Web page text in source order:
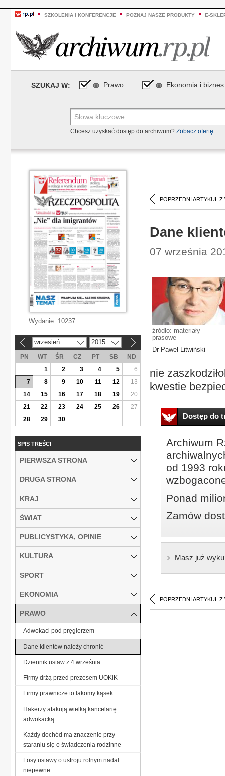
SZKOLENIA I KONFERENCJE POZNAJ NASZE PRODUKTY E-
SZUKAJ W: Prawo Ekonomia i biznes
Chcesz uzyskać dostęp do archiwum? Zobacz ofertę
POPRZEDNI ARTYKUŁ Z
Dane
07 września
źródło: materiały
prasowe
Dr Paweł Litwiński
nie
kwestie
Dostęp do
Archiwum
od 1993
Ponad
Zamów
Masz już
POPRZEDNI ARTYKUŁ Z
Wydanie: 10237
wrzesień 2015
PN WT ŚR CZ PT SB
ND
1
2 3 4 5
6
7
8 9 10 11 12
13
14
15 16 17 18 19
20
21
22 23 24 25 26
27
28
29 30
SPIS TREŚCI
PIERWSZA STRONA
DRUGA STRONA
KRAJ
ŚWIAT
PUBLICYSTYKA, OPINIE
KULTURA
SPORT
EKONOMIA
PRAWO
Adwokaci pod pręgierzem
Dane klientów należy chronić
Dziennik ustaw z 4 września
Firmy drżą przed prezesem UOKiK
Firmy prawnicze to łakomy kąsek
Hakerzy atakują wielką kancelarię
adwokacką
Każdy dochód ma znaczenie przy
staraniu się o świadczenia rodzinne
Losy ustawy o ustroju rolnym nadal
niepewne